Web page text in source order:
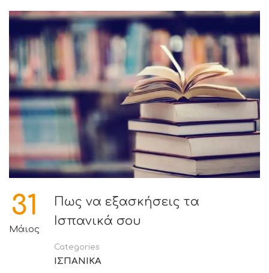
31
Μάιος
Πως να εξασκήσεις τα
Ισπανικά σου
Categories
ΙΣΠΑΝΙΚΑ